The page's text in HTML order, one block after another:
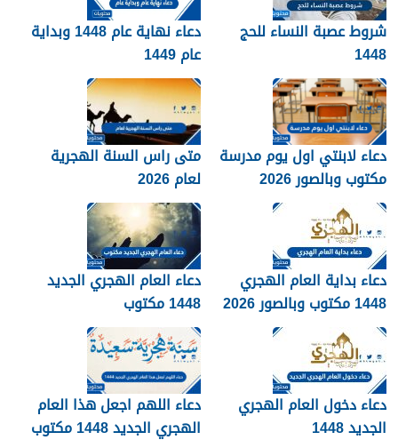
شروط عصبة النساء للحج
1448
دعاء نهاية عام 1448 وبداية
عام 1449
دعاء لابنتي اول يوم مدرسة
مكتوب وبالصور 2026
متى راس السنة الهجرية
لعام 2026
دعاء بداية العام الهجري
1448 مكتوب وبالصور 2026
دعاء العام الهجري الجديد
1448 مكتوب
دعاء دخول العام الهجري
الجديد 1448
دعاء اللهم اجعل هذا العام
الهجري الجديد 1448 مكتوب